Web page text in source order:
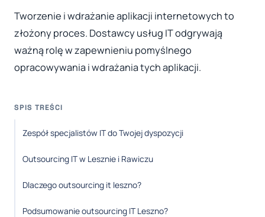
Tworzenie i wdrażanie aplikacji internetowych to
złożony proces. Dostawcy usług IT odgrywają
ważną rolę w zapewnieniu pomyślnego
opracowywania i wdrażania tych aplikacji.
SPIS TREŚCI
Zespół specjalistów IT do Twojej dyspozycji
Outsourcing IT w Lesznie i Rawiczu
Dlaczego outsourcing it leszno?
Podsumowanie outsourcing IT Leszno?